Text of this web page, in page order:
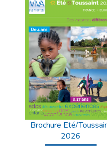
Brochure Eté/
2026